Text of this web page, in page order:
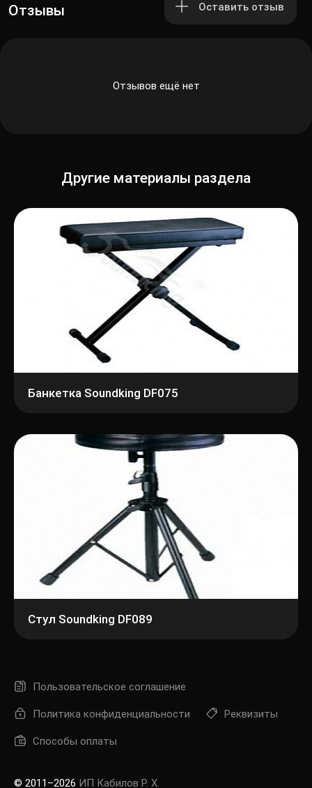
Отзывы Оставить отзыв
Отзывов ещё нет
Другие материалы раздела
Банкетка Soundking DF075
Стул Soundking DF089
Пользовательское соглашение
Политика конфиденциальности Реквизиты
Способы оплаты
© 2011–2026 ИП Кабилов Р. Х.